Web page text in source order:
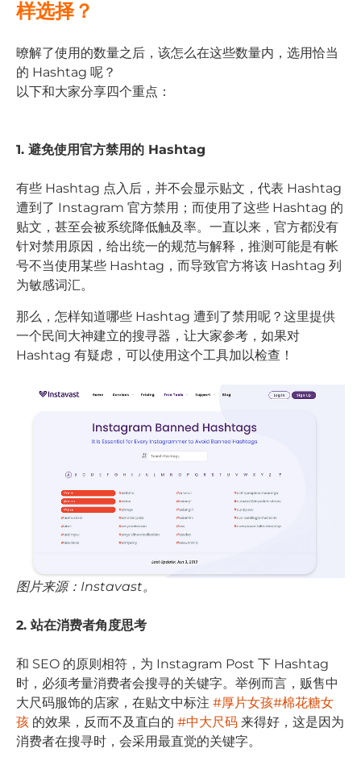
样选择？
暸解了使用的数量之后，该怎么在这些数量内，选用恰当
的 Hashtag 呢？
以下和大家分享四个重点：
1. 避免使用官方禁用的 Hashtag
有些 Hashtag 点入后，并不会显示贴文，代表 Hashtag
遭到了 Instagram 官方禁用；而使用了这些 Hashtag 的
贴文，甚至会被系统降低触及率。一直以来，官方都没有
针对禁用原因，给出统一的规范与解释，推测可能是有帐
号不当使用某些 Hashtag，而导致官方将该 Hashtag 列
为敏感词汇。
那么，怎样知道哪些 Hashtag 遭到了禁用呢？这里提供
一个民间大神建立的搜寻器，让大家参考，如果对
Hashtag 有疑虑，可以使用这个工具加以检查！
图片来源：Instavast。
2. 站在消费者角度思考
和 SEO 的原则相符，为 Instagram Post 下 Hashtag
时，必须考量消费者会搜寻的关键字。举例而言，贩售中
大尺码服饰的店家，在贴文中标注 #厚片女孩#棉花糖女
孩 的效果，反而不及直白的 #中大尺码 来得好，这是因为
消费者在搜寻时，会采用最直觉的关键字。